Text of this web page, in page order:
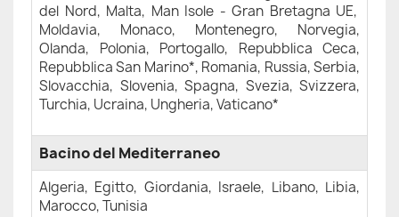
del Nord, Malta, Man Isole - Gran Bretagna UE,
Moldavia, Monaco, Montenegro, Norvegia,
Olanda, Polonia, Portogallo, Repubblica Ceca,
Repubblica San Marino*, Romania, Russia, Serbia,
Slovacchia, Slovenia, Spagna, Svezia, Svizzera,
Turchia, Ucraina, Ungheria, Vaticano*
Bacino del Mediterraneo
Algeria, Egitto, Giordania, Israele, Libano, Libia,
Marocco, Tunisia